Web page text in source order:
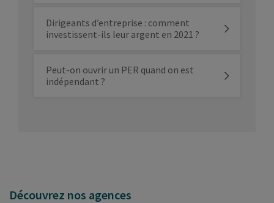
Dirigeants d’entreprise : comment
investissent-ils leur argent en 2021 ?
Peut-on ouvrir un PER quand on est
indépendant ?
Découvrez nos agences